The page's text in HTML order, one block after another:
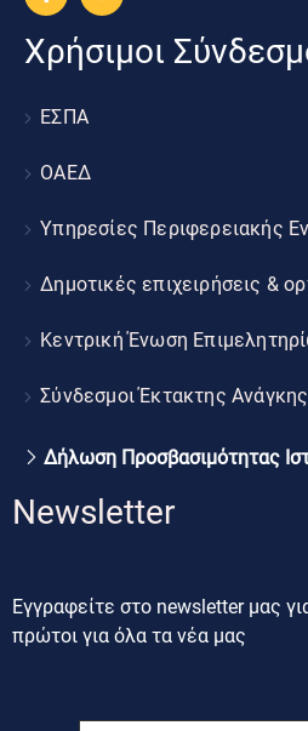
Χρήσιμοι
ΕΣΠΑ
ΟΑΕΔ
Υπηρεσίες Περιφερειακής
Δημοτικές επιχειρήσεις &
Κεντρική Ένωση
Σύνδεσμοι Έκτακτης Ανάγκης
Δήλωση Προσβασιμότητας
Newsletter
Εγγραφείτε στο newsletter μας
πρώτοι για όλα τα νέα μας